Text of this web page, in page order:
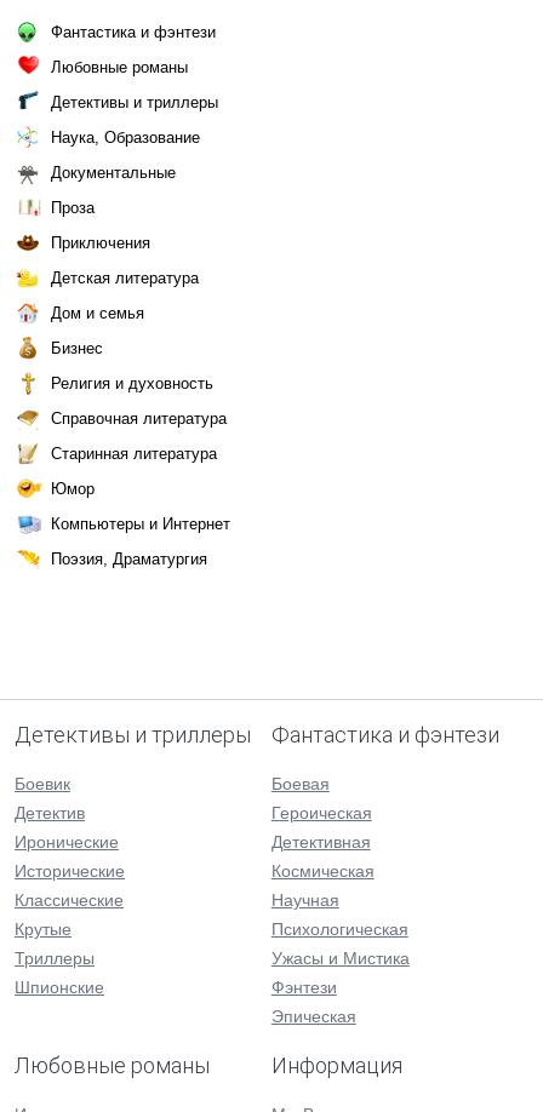
Фантастика и фэнтези
Любовные романы
Детективы и триллеры
Наука, Образование
Документальные
Проза
Приключения
Детская литература
Дом и семья
Бизнес
Религия и духовность
Справочная литература
Старинная литература
Юмор
Компьютеры и Интернет
Поэзия, Драматургия
Детективы и триллеры
Боевик
Детектив
Иронические
Исторические
Классические
Крутые
Триллеры
Шпионские
Фантастика и фэнтези
Боевая
Героическая
Детективная
Космическая
Научная
Психологическая
Ужасы и Мистика
Фэнтези
Эпическая
Любовные романы Информация